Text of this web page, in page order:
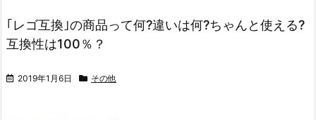
｢レゴ互換｣の商品って何?違いは何?ちゃんと使える?
互換性は100％？
2019年1月6日 その他